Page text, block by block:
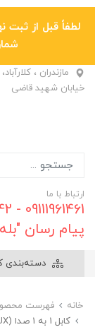
لطفاً قبل از
شماره 6042 5460
مازندران ،
خیابان شهید قاضی
ارتباط با ما
پیام رسان
دسته‌بندی
خانه
فهرست
کابل 1 به 1 صدا (AUX) اکسیژن (OXYGEN) طول 1.2 متر مدل AU-02